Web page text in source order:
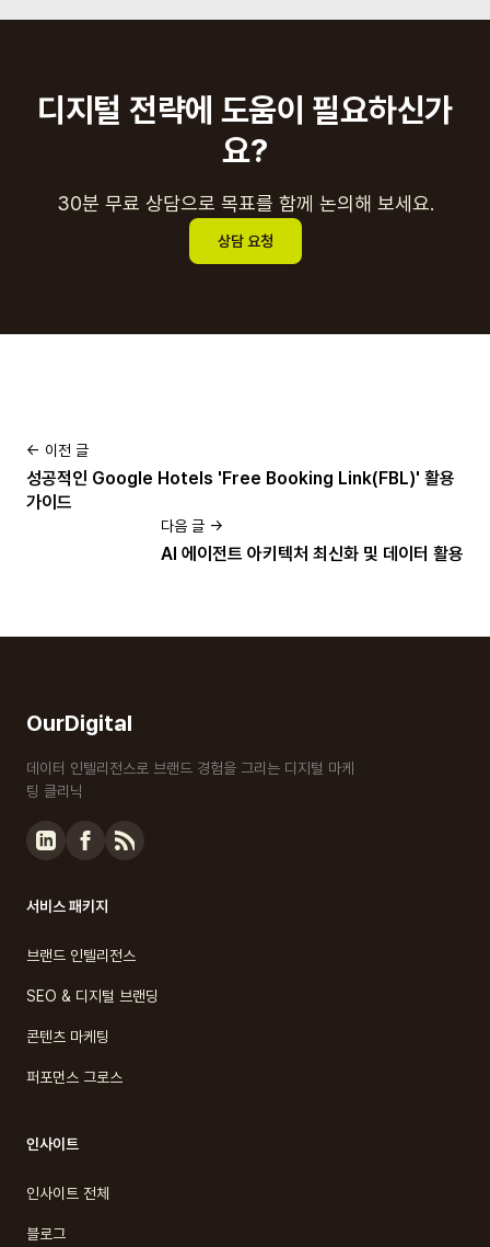
디지털 전략에 도움이 필요하신가
요?
30분 무료 상담으로 목표를 함께 논의해 보세요.
상담 요청
← 이전 글
성공적인 Google Hotels 'Free Booking Link(FBL)' 활용
가이드
다음 글 →
AI 에이전트 아키텍처 최신화 및 데이터 활용
OurDigital
데이터 인텔리전스로 브랜드 경험을 그리는 디지털 마케
팅 클리닉
서비스 패키지
브랜드 인텔리전스
SEO & 디지털 브랜딩
콘텐츠 마케팅
퍼포먼스 그로스
인사이트
인사이트 전체
블로그